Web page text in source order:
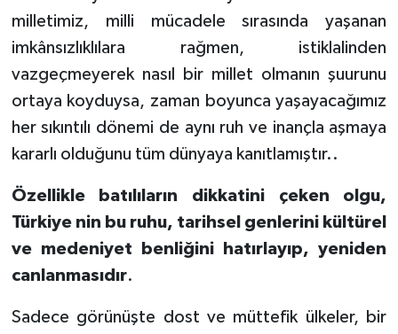
milletimiz, milli mücadele sırasında yaşanan
imkânsızlıklılara rağmen, istiklalinden
vazgeçmeyerek nasıl bir millet olmanın şuurunu
ortaya koyduysa, zaman boyunca yaşayacağımız
her sıkıntılı dönemi de aynı ruh ve inançla aşmaya
kararlı olduğunu tüm dünyaya kanıtlamıştır..
Özellikle batılıların dikkatini çeken olgu,
Türkiye nin bu ruhu, tarihsel genlerini kültürel
ve medeniyet benliğini hatırlayıp, yeniden
canlanmasıdır.
Sadece görünüşte dost ve müttefik ülkeler, bir